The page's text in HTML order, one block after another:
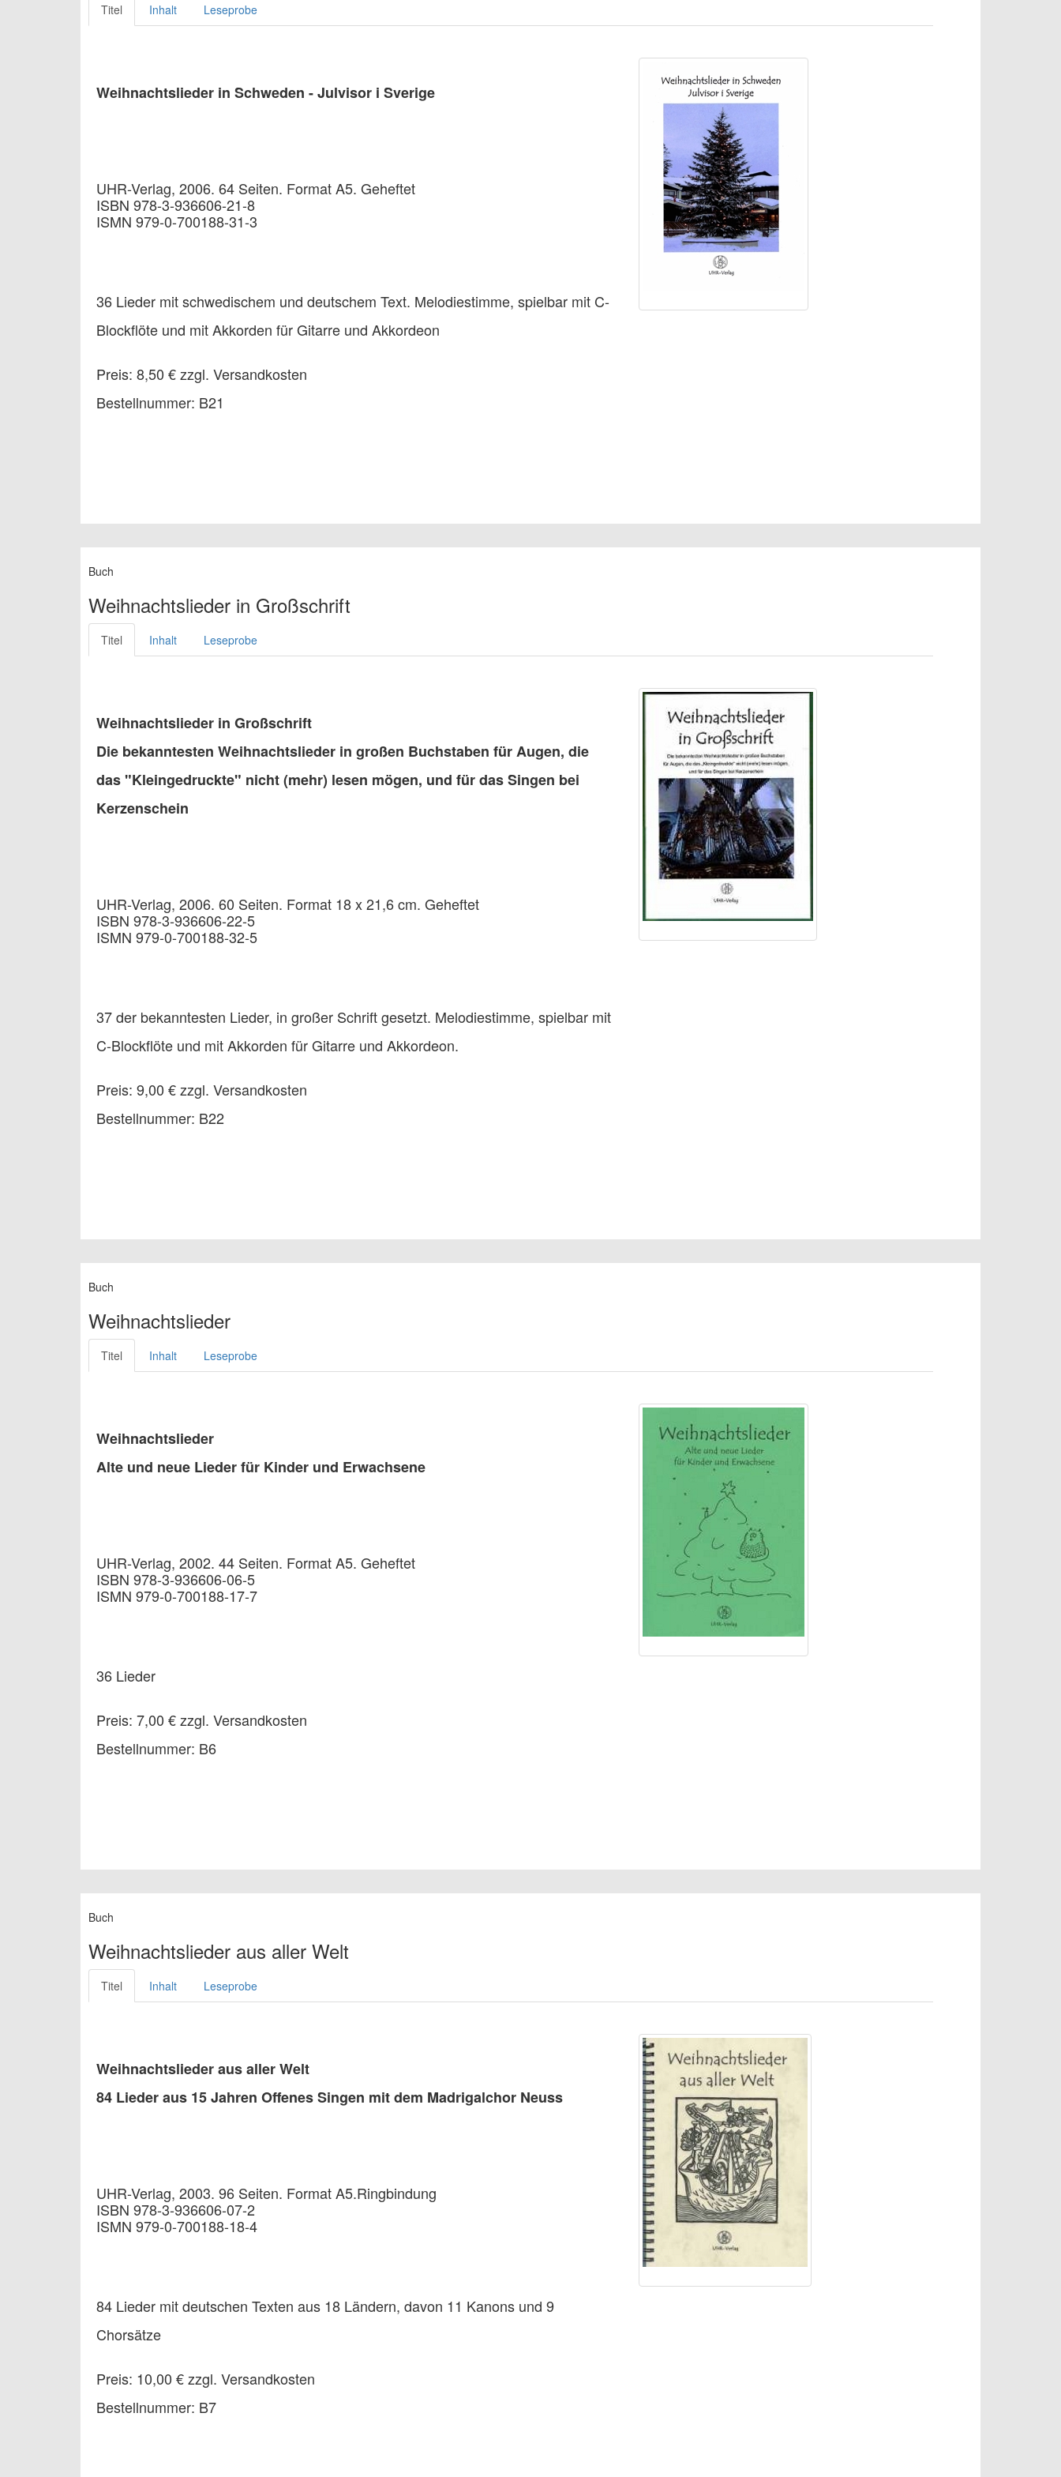
Titel Inhalt Leseprobe
Weihnachtslieder in Schweden - Julvisor i Sverige
UHR-Verlag, 2006. 64 Seiten. Format A5. Geheftet
ISBN 978-3-936606-21-8
ISMN 979-0-700188-31-3
36 Lieder mit schwedischem und deutschem Text. Melodiestimme, spielbar mit C-
Blockflöte und mit Akkorden für Gitarre und Akkordeon
Preis: 8,50 € zzgl. Versandkosten
Bestellnummer: B21
Buch
Weihnachtslieder in Großschrift
Titel Inhalt Leseprobe
Weihnachtslieder in Großschrift
Die bekanntesten Weihnachtslieder in großen Buchstaben für Augen, die
das "Kleingedruckte" nicht (mehr) lesen mögen, und für das Singen bei
Kerzenschein
UHR-Verlag, 2006. 60 Seiten. Format 18 x 21,6 cm. Geheftet
ISBN 978-3-936606-22-5
ISMN 979-0-700188-32-5
37 der bekanntesten Lieder, in großer Schrift gesetzt. Melodiestimme, spielbar mit
C-Blockflöte und mit Akkorden für Gitarre und Akkordeon.
Preis: 9,00 € zzgl. Versandkosten
Bestellnummer: B22
Buch
Weihnachtslieder
Titel Inhalt Leseprobe
Weihnachtslieder
Alte und neue Lieder für Kinder und Erwachsene
UHR-Verlag, 2002. 44 Seiten. Format A5. Geheftet
ISBN 978-3-936606-06-5
ISMN 979-0-700188-17-7
36 Lieder
Preis: 7,00 € zzgl. Versandkosten
Bestellnummer: B6
Buch
Weihnachtslieder aus aller Welt
Titel Inhalt Leseprobe
Weihnachtslieder aus aller Welt
84 Lieder aus 15 Jahren Offenes Singen mit dem Madrigalchor Neuss
UHR-Verlag, 2003. 96 Seiten. Format A5.Ringbindung
ISBN 978-3-936606-07-2
ISMN 979-0-700188-18-4
84 Lieder mit deutschen Texten aus 18 Ländern, davon 11 Kanons und 9
Chorsätze
Preis: 10,00 € zzgl. Versandkosten
Bestellnummer: B7